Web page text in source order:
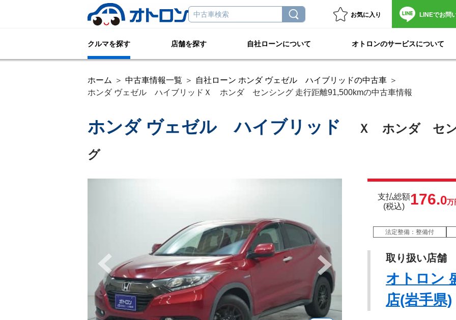
お気に入り LINEでお問
クルマを探す 店舗を探す 自社ローンについて オトロンのサービスについて
ホーム 中古車情報一覧
自社ローン ホンダ ヴェゼル ハイブリッドの中古車
ホンダ ヴェゼル ハイブリッドＸ ホンダ センシング 走行距離91,500kmの中古車情報
ホンダ ヴェゼル ハイブリッド
Ｘ ホンダ セン
グ
支払総額
(税込)
176.0万
法定整備：整備付
取り扱い店舗
オトロン
店(岩手県)